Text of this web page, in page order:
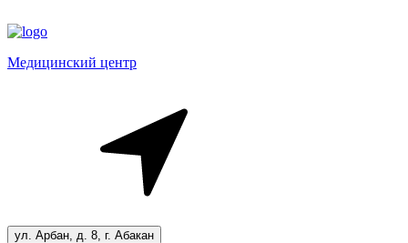
Медицинский центр
ул. Арбан, д. 8, г. Абакан